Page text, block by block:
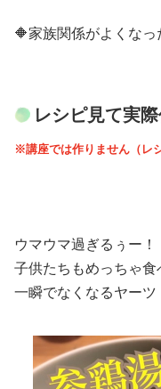
🔶家族関係がよくなっ
レシピ見て実
※講座では作りません（レ
ウマウマ過ぎるぅー！
子供たちもめっちゃ食
一瞬でなくなるヤーツ